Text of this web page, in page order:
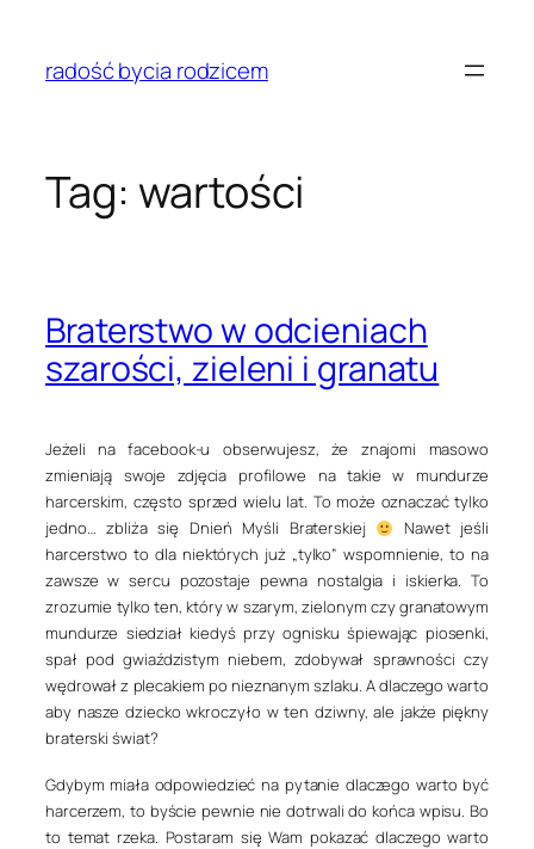
treściradość bycia rodzicem
Tag: wartości
Braterstwo w odcieniach
szarości, zieleni i granatu
Jeżeli na facebook-u obserwujesz, że znajomi masowo
zmieniają swoje zdjęcia profilowe na takie w mundurze
harcerskim, często sprzed wielu lat. To może oznaczać tylko
jedno… zbliża się Dnień Myśli Braterskiej
Nawet jeśli
harcerstwo to dla niektórych już „tylko” wspomnienie, to na
zawsze w sercu pozostaje pewna nostalgia i iskierka. To
zrozumie tylko ten, który w szarym, zielonym czy granatowym
mundurze siedział kiedyś przy ognisku śpiewając piosenki,
spał pod gwiaździstym niebem, zdobywał sprawności czy
wędrował z plecakiem po nieznanym szlaku. A dlaczego warto
aby nasze dziecko wkroczyło w ten dziwny, ale jakże piękny
braterski świat?
Gdybym miała odpowiedzieć na pytanie dlaczego warto być
harcerzem, to byście pewnie nie dotrwali do końca wpisu. Bo
to temat rzeka. Postaram się Wam pokazać dlaczego warto